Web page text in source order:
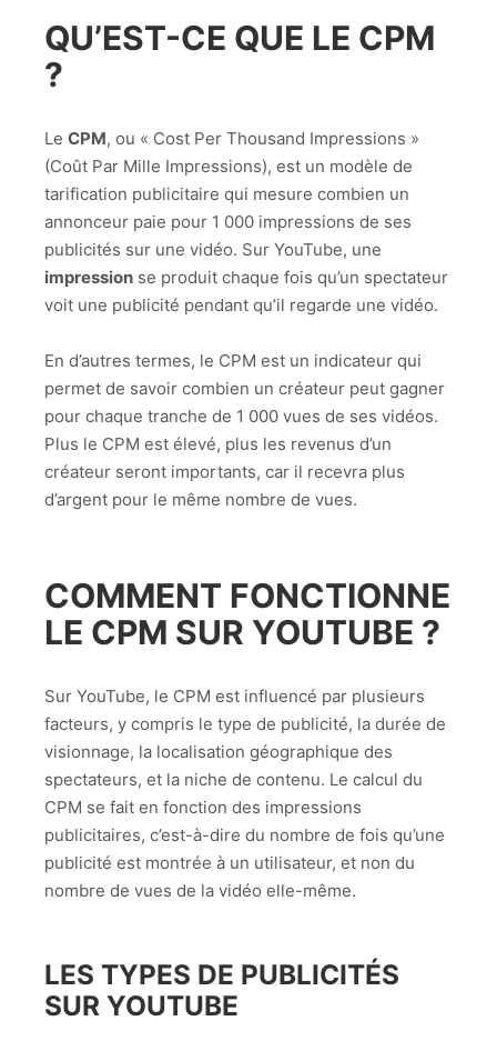
QU’EST-CE QUE LE CPM
?
Le CPM, ou « Cost Per Thousand Impressions »
(Coût Par Mille Impressions), est un modèle de
tarification publicitaire qui mesure combien un
annonceur paie pour 1 000 impressions de ses
publicités sur une vidéo. Sur YouTube, une
impression se produit chaque fois qu’un spectateur
voit une publicité pendant qu’il regarde une vidéo.
En d’autres termes, le CPM est un indicateur qui
permet de savoir combien un créateur peut gagner
pour chaque tranche de 1 000 vues de ses vidéos.
Plus le CPM est élevé, plus les revenus d’un
créateur seront importants, car il recevra plus
d’argent pour le même nombre de vues.
COMMENT FONCTIONNE
LE CPM SUR YOUTUBE ?
Sur YouTube, le CPM est influencé par plusieurs
facteurs, y compris le type de publicité, la durée de
visionnage, la localisation géographique des
spectateurs, et la niche de contenu. Le calcul du
CPM se fait en fonction des impressions
publicitaires, c’est-à-dire du nombre de fois qu’une
publicité est montrée à un utilisateur, et non du
nombre de vues de la vidéo elle-même.
LES TYPES DE PUBLICITÉS
SUR YOUTUBE